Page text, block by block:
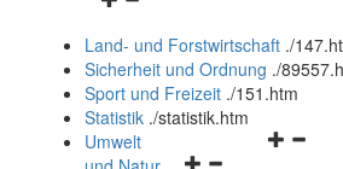
und
schließen
Land- und Forstwirtschaft ./
Sicherheit und Ordnung ./
Sport und Freizeit ./151.htm
Statistik ./statistik.htm
Navigationsmenü
Umwelt